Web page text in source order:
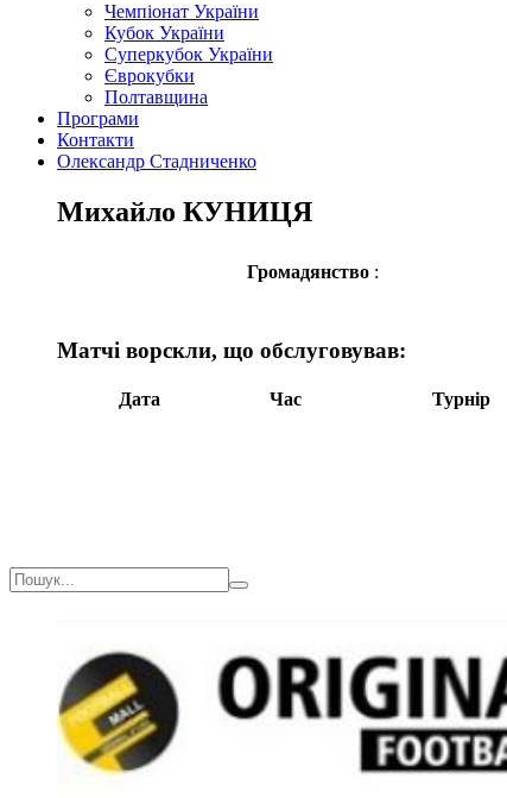
Чемпіонат України
Кубок України
Суперкубок України
Єврокубки
Полтавщина
Програми
Контакти
Олександр Стадниченко
Михайло КУНИЦЯ
Громадянство :
Матчі ворскли, що обслуговував:
Дата Час Турнір